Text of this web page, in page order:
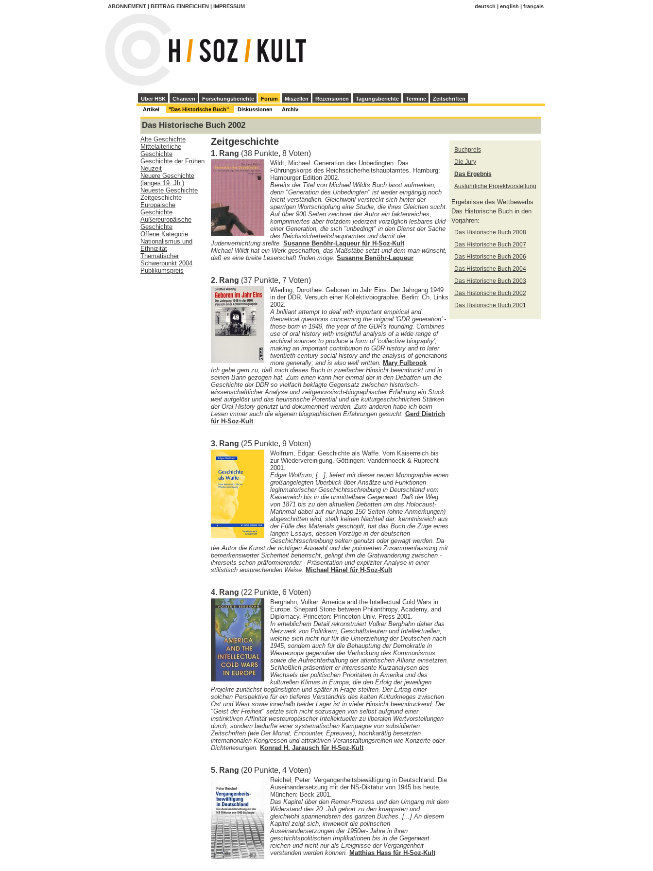
ABONNEMENT BEITRAG EINREICHEN IMPRESSUM deutsch | english français
Über HSK Chancen Forschungsberichte Forum Miszellen Rezensionen Tagungsberichte Termine
Zeitschriften
Artikel
"Das Historische Buch" Diskussionen Archiv
Das Historische Buch 2002
Buchpreis
Die Jury
Das Ergebnis
Ausführliche Projektvorstellung
Ergebnisse des Wettbewerbs
Das Historische Buch in den
Vorjahren:
Das Historische Buch 2008
Das Historische Buch 2007
Das Historische Buch 2006
Das Historische Buch 2004
Das Historische Buch 2003
Das Historische Buch 2002
Das Historische Buch 2001
Alte Geschichte
Mittelalterliche
Geschichte
Geschichte der Frühen
Neuzeit
Neuere Geschichte
(langes 19. Jh.)
Neueste Geschichte
Zeitgeschichte
Europäische
Geschichte
Außereuropäische
Geschichte
Offene Kategorie
Nationalismus und
Ethnizität
Thematischer
Schwerpunkt 2004
Publikumspreis
Zeitgeschichte
1. Rang (38 Punkte, 8 Voten)
Wildt, Michael: Generation des Unbedingten. Das
Führungskorps des Reichssicherheitshauptamtes. Hamburg:
Hamburger Edition 2002.
Bereits der Titel von Michael Wildts Buch lässt aufmerken,
denn "Generation des Unbedingten" ist weder eingängig noch
leicht verständlich. Gleichwohl versteckt sich hinter der
sperrigen Wortschöpfung eine Studie, die ihres Gleichen sucht.
Auf über 900 Seiten zeichnet der Autor ein faktenreiches,
komprimiertes aber trotzdem jederzeit vorzüglich lesbares Bild
einer Generation, die sich "unbedingt" in den Dienst der Sache
des Reichssicherheitshauptamtes und damit der
Judenvernichtung stellte. Susanne Benöhr-Laqueur für H-Soz-Kult
Michael Wildt hat ein Werk geschaffen, das Maßstäbe setzt und dem man wünscht,
daß es eine breite Leserschaft finden möge. Susanne Benöhr-Laqueur
2. Rang (37 Punkte, 7 Voten)
Wierling, Dorothee: Geboren im Jahr Eins. Der Jahrgang 1949
in der DDR. Versuch einer Kollektivbiographie. Berlin: Ch. Links
2002.
A brilliant attempt to deal with important empirical and
theoretical questions concerning the original 'GDR generation' -
those born in 1949, the year of the GDR's founding. Combines
use of oral history with insightful analysis of a wide range of
archival sources to produce a form of 'collective biography',
making an important contribution to GDR history and to later
twentieth-century social history and the analysis of generations
more generally; and is also well written. Mary Fulbrook
Ich gebe gern zu, daß mich dieses Buch in zweifacher Hinsicht beeindruckt und in
seinen Bann gezogen hat. Zum einen kann hier einmal der in den Debatten um die
Geschichte der DDR so vielfach beklagte Gegensatz zwischen historisch-
wissenschaftlicher Analyse und zeitgenössisch-biographischer Erfahrung ein Stück
weit aufgelöst und das heuristische Potential und die kulturgeschichtlichen Stärken
der Oral History genutzt und dokumentiert werden. Zum anderen habe ich beim
Lesen immer auch die eigenen biographischen Erfahrungen gesucht. Gerd Dietrich
für H-Soz-Kult
3. Rang (25 Punkte, 9 Voten)
Wolfrum, Edgar: Geschichte als Waffe. Vom Kaiserreich bis
zur Wiedervereinigung. Göttingen: Vandenhoeck & Ruprecht
2001.
Edgar Wolfrum, [...], liefert mit dieser neuen Monographie einen
großangelegten Überblick über Ansätze und Funktionen
legitimatorischer Geschichtsschreibung in Deutschland vom
Kaiserreich bis in die unmittelbare Gegenwart. Daß der Weg
von 1871 bis zu den aktuellen Debatten um das Holocaust-
Mahnmal dabei auf nur knapp 150 Seiten (ohne Anmerkungen)
abgeschritten wird, stellt keinen Nachteil dar: kenntnisreich aus
der Fülle des Materials geschöpft, hat das Buch die Züge eines
langen Essays, dessen Vorzüge in der deutschen
Geschichtsschreibung selten genutzt oder gewagt werden. Da
der Autor die Kunst der richtigen Auswahl und der pointierten Zusammenfassung mit
bemerkenswerter Sicherheit beherrscht, gelingt ihm die Gratwanderung zwischen -
ihrerseits schon präformierender - Präsentation und expliziter Analyse in einer
stilistisch ansprechenden Weise. Michael Hänel für H-Soz-Kult
4. Rang (22 Punkte, 6 Voten)
Berghahn, Volker: America and the Intellectual Cold Wars in
Europe. Shepard Stone between Philanthropy, Academy, and
Diplomacy. Princeton: Princeton Univ. Press 2001.
In erheblichem Detail rekonstruiert Volker Berghahn daher das
Netzwerk von Politikern, Geschäftsleuten und Intellektuellen,
welche sich nicht nur für die Umerziehung der Deutschen nach
1945, sondern auch für die Behauptung der Demokratie in
Westeuropa gegenüber der Verlockung des Kommunismus
sowie die Aufrechterhaltung der atlantischen Allianz einsetzten.
Schließlich präsentiert er interessante Kurzanalysen des
Wechsels der politischen Prioritäten in Amerika und des
kulturellen Klimas in Europa, die den Erfolg der jeweiligen
Projekte zunächst begünstigten und später in Frage stellten. Der Ertrag einer
solchen Perspektive für ein tieferes Verständnis des kalten Kulturkrieges zwischen
Ost und West sowie innerhalb beider Lager ist in vieler Hinsicht beeindruckend: Der
"Geist der Freiheit" setzte sich nicht sozusagen von selbst aufgrund einer
instinktiven Affinität westeuropäischer Intellektueller zu liberalen Wertvorstellungen
durch, sondern bedurfte einer systematischen Kampagne von subsidierten
Zeitschriften (wie Der Monat, Encounter, Epreuves), hochkarätig besetzten
internationalen Kongressen und attraktiven Veranstaltungsreihen wie Konzerte oder
Dichterlesungen. Konrad H. Jarausch für H-Soz-Kult
5. Rang (20 Punkte, 4 Voten)
Reichel, Peter: Vergangenheitsbewältigung in Deutschland. Die
Auseinandersetzung mit der NS-Diktatur von 1945 bis heute.
München: Beck 2001.
Das Kapitel über den Remer-Prozess und den Umgang mit dem
Widerstand des 20. Juli gehört zu den knappsten und
gleichwohl spannendsten des ganzen Buches. [...] An diesem
Kapitel zeigt sich, inwieweit die politischen
Auseinandersetzungen der 1950er- Jahre in ihren
geschichtspolitischen Implikationen bis in die Gegenwart
reichen und nicht nur als Ereignisse der Vergangenheit
verstanden werden können. Matthias Hass für H-Soz-Kult